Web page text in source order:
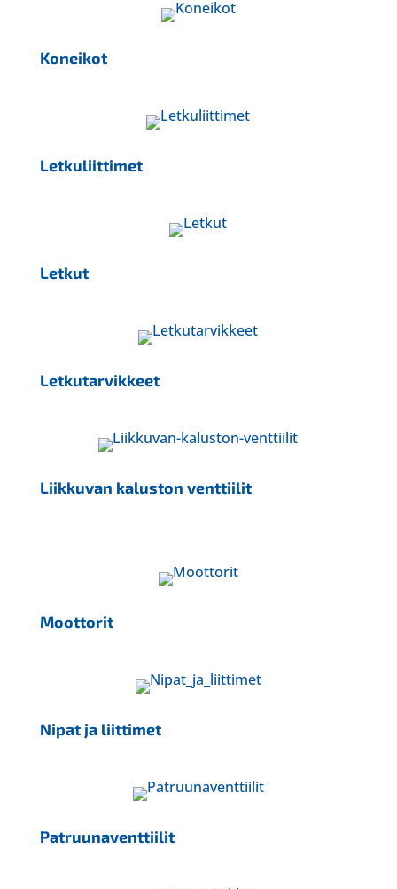
Koneikot
Letkuliittimet
Letkut
Letkutarvikkeet
Liikkuvan kaluston venttiilit
Moottorit
Nipat ja liittimet
Patruunaventtiilit